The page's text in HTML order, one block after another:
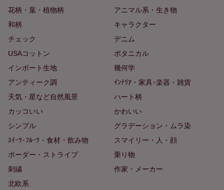
花柄・葉・植物柄
アニマル系・生き物
和柄
キャラクター
チェック
デニム
USAコットン
ボタニカル
インポート生地
幾何学
アンティーク調
ｲﾝﾃﾘｱ・家具･楽器・雑貨
天気・星など自然風景
ハート柄
カッコいい
かわいい
シンプル
グラデーション・ムラ染
ｽｲｰﾂ･ﾌﾙｰﾂ・食材・飲み物
スマイリー・人・顔
ボーダー・ストライプ
乗り物
刺繍
作家・メーカー
北欧系